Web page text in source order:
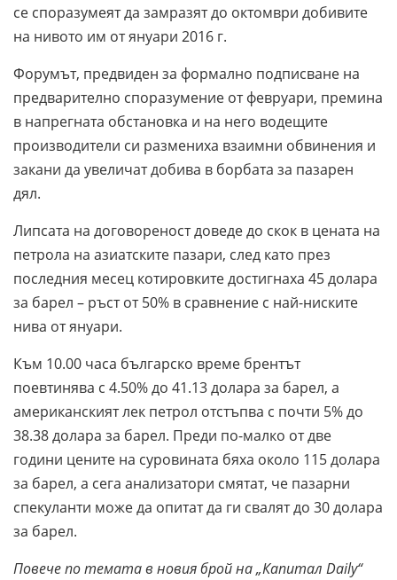
се споразумеят да замразят до октомври добивите
на нивото им от януари 2016 г.
Форумът, предвиден за формално подписване на
предварително споразумение от февруари, премина
в напрегната обстановка и на него водещите
производители си размениха взаимни обвинения и
закани да увеличат добива в борбата за пазарен
дял.
Липсата на договореност доведе до скок в цената на
петрола на азиатските пазари, след като през
последния месец котировките достигнаха 45 долара
за барел – ръст от 50% в сравнение с най-ниските
нива от януари.
Към 10.00 часа българско време брентът
поевтинява с 4.50% до 41.13 долара за барел, а
американският лек петрол отстъпва с почти 5% до
38.38 долара за барел. Преди по-малко от две
години цените на суровината бяха около 115 долара
за барел, а сега анализатори смятат, че пазарни
спекуланти може да опитат да ги свалят до 30 долара
за барел.
Повече по темата в новия брой на „Капитал Daily“